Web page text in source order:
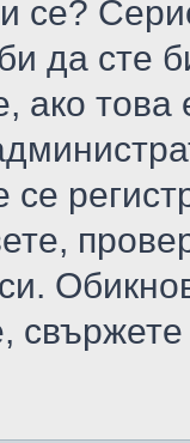
се?
да сте
ако това
се